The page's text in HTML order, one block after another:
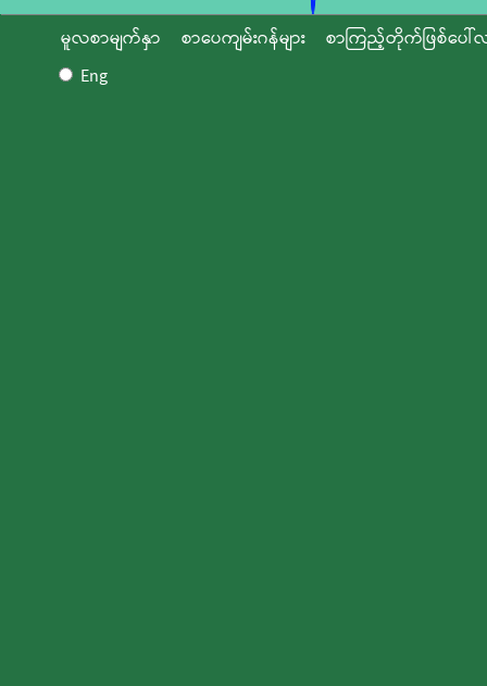
မူလစာမျက်နှာ စာပေကျမ်းဂန်များ
စာကြည့်တိုက်ဖြစ်ပေါ်
Eng